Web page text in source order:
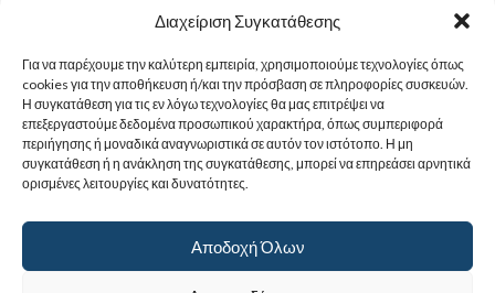
Διαχείριση Συγκατάθεσης
Για να παρέχουμε την καλύτερη εμπειρία, χρησιμοποιούμε τεχνολογίες όπως
cookies για την αποθήκευση ή/και την πρόσβαση σε πληροφορίες συσκευών.
Η συγκατάθεση για τις εν λόγω τεχνολογίες θα μας επιτρέψει να
επεξεργαστούμε δεδομένα προσωπικού χαρακτήρα, όπως συμπεριφορά
περιήγησης ή μοναδικά αναγνωριστικά σε αυτόν τον ιστότοπο. Η μη
συγκατάθεση ή η ανάκληση της συγκατάθεσης, μπορεί να επηρεάσει αρνητικά
ορισμένες λειτουργίες και δυνατότητες.
Αποδοχή Όλων
Χρήσιμα Έγγραφα
Sitemap
Στοιχεία Επικοινωνίας